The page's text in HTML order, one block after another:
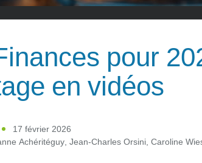
pour
en vidéos
17 février 2026
Achéritéguy, Jean-Charles Orsini, Caroline